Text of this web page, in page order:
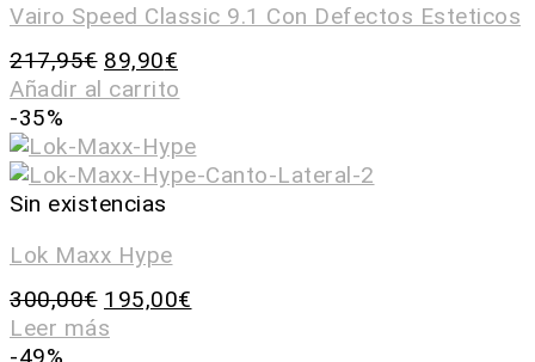
Vairo Speed Classic 9.1 Con Defectos Esteticos
217,95€ 89,90€
Añadir al carrito
-35%
Sin existencias
Lok Maxx Hype
300,00€ 195,00€
Leer más